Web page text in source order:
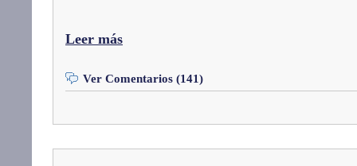
Leer más
Ver Comentarios (141)